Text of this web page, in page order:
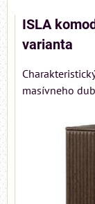
ISLA
varianta
masívneho